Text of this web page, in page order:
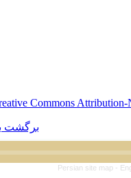
Creativeقابل بازنشر
برگشت به فهرست نسخه